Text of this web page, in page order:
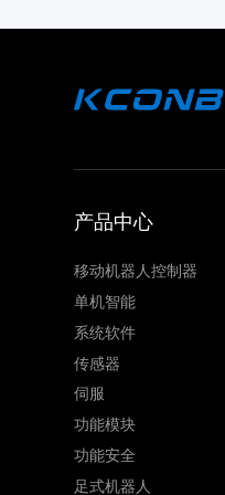
产品中心
移动机器人控制器
单机智能
系统软件
传感器
伺服
功能模块
功能安全
足式机器人